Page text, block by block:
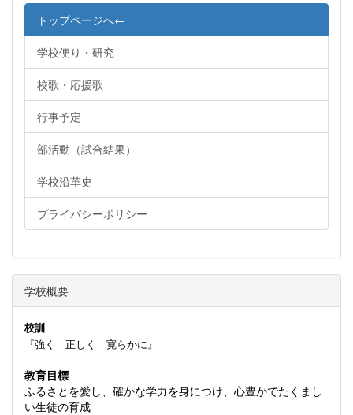
トップページへ←
学校便り・研究
校歌・応援歌
行事予定
部活動（試合結果）
学校沿革史
プライバシーポリシー
学校概要
校訓
『強く 正しく 寛らかに』
教育目標
ふるさとを愛し、確かな学力を身につけ、心豊かでたくまし
い生徒の育成